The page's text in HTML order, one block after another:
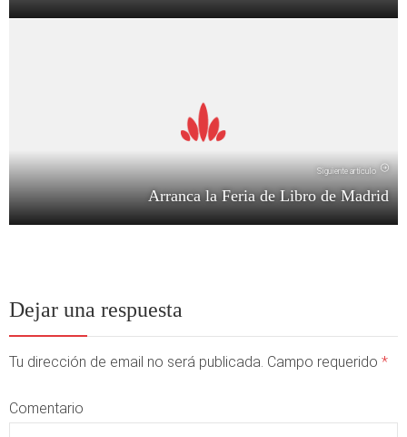
Siguiente artículo
Arranca la Feria de Libro de Madrid
Dejar una respuesta
Tu dirección de email no será publicada. Campo requerido *
Comentario